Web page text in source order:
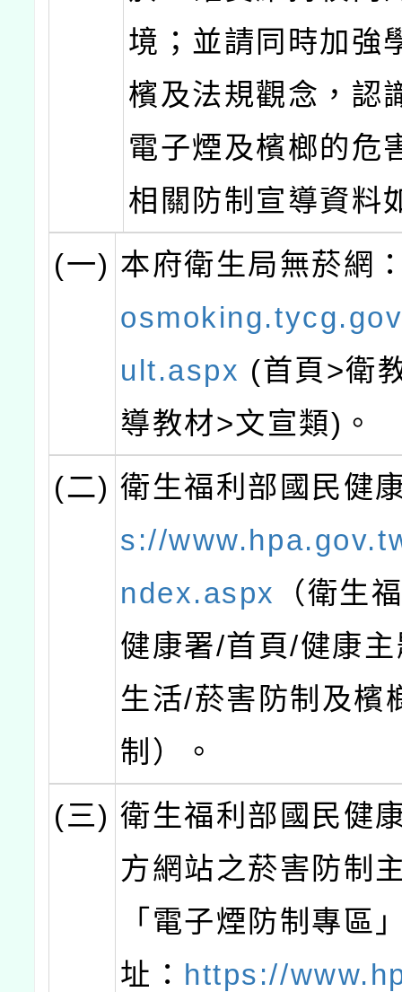
境；並請同時加強
檳及法規觀念，認
電子煙及檳榔的危
相關防制宣導資料
(一) 本府衛生局無菸網
ult.aspx (首頁>衛
導教材>文宣類)。
(二) 衛生福利部國民健
s://
ndex.aspx
（衛生
健康署/首頁/健康
生活/菸害防制及檳
制）。
(三) 衛生福利部國民健
方網站之菸害防制
「電子煙防制專區
址： https://